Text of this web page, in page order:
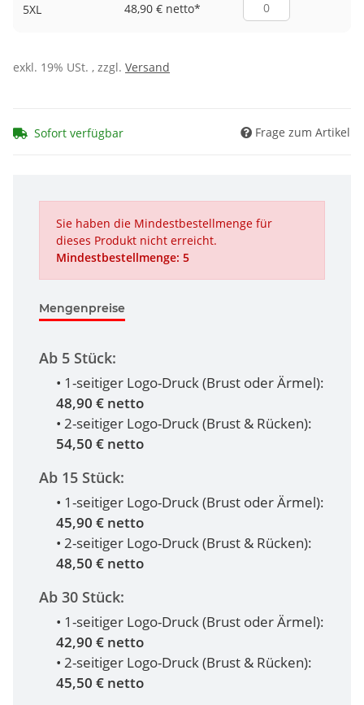
5XL 48,90 € netto*
exkl. 19% USt. , zzgl. Versand
Sofort verfügbar Frage zum Artikel
Sie haben die Mindestbestellmenge für
dieses Produkt nicht erreicht.
Mindestbestellmenge: 5
Mengenpreise
Ab 5 Stück:
• 1-seitiger Logo-Druck (Brust oder Ärmel):
48,90 € netto
• 2-seitiger Logo-Druck (Brust & Rücken):
54,50 € netto
Ab 15 Stück:
• 1-seitiger Logo-Druck (Brust oder Ärmel):
45,90 € netto
• 2-seitiger Logo-Druck (Brust & Rücken):
48,50 € netto
Ab 30 Stück:
• 1-seitiger Logo-Druck (Brust oder Ärmel):
42,90 € netto
• 2-seitiger Logo-Druck (Brust & Rücken):
45,50 € netto